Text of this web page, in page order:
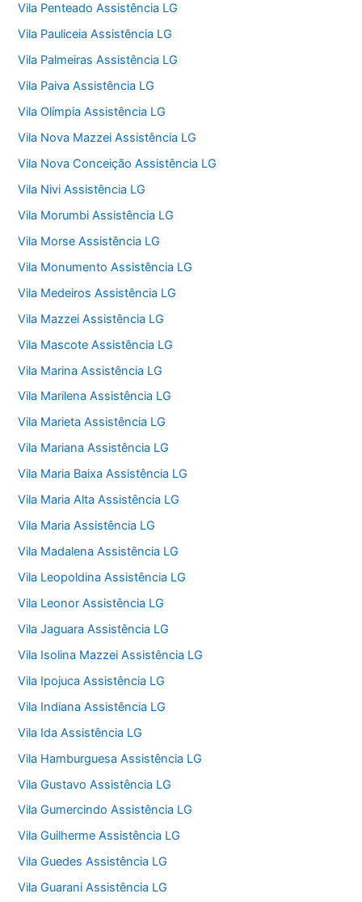
Vila Penteado Assistência LG
Vila Pauliceia Assistência LG
Vila Palmeiras Assistência LG
Vila Paiva Assistência LG
Vila Olímpia Assistência LG
Vila Nova Mazzei Assistência LG
Vila Nova Conceição Assistência LG
Vila Nivi Assistência LG
Vila Morumbi Assistência LG
Vila Morse Assistência LG
Vila Monumento Assistência LG
Vila Medeiros Assistência LG
Vila Mazzei Assistência LG
Vila Mascote Assistência LG
Vila Marina Assistência LG
Vila Marilena Assistência LG
Vila Marieta Assistência LG
Vila Mariana Assistência LG
Vila Maria Baixa Assistência LG
Vila Maria Alta Assistência LG
Vila Maria Assistência LG
Vila Madalena Assistência LG
Vila Leopoldina Assistência LG
Vila Leonor Assistência LG
Vila Jaguara Assistência LG
Vila Isolina Mazzei Assistência LG
Vila Ipojuca Assistência LG
Vila Indiana Assistência LG
Vila Ida Assistência LG
Vila Hamburguesa Assistência LG
Vila Gustavo Assistência LG
Vila Gumercindo Assistência LG
Vila Guilherme Assistência LG
Vila Guedes Assistência LG
Vila Guarani Assistência LG